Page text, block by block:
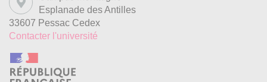
Esplanade des Antilles
33607 Pessac Cedex
Contacter l'université